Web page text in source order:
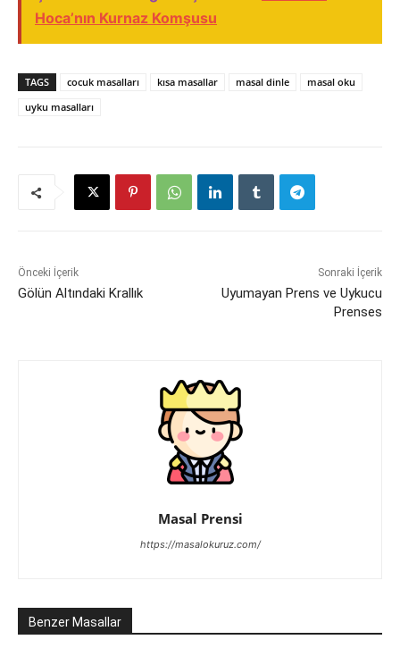
Hoca’nın Kurnaz Komşusu
TAGS cocuk masalları kısa masallar masal dinle
masal oku
uyku masalları
Önceki İçerik
Gölün Altındaki Krallık
Sonraki İçerik
Uyumayan Prens ve Uykucu
Prenses
Masal Prensi
https://masalokuruz.com/
Benzer Masallar